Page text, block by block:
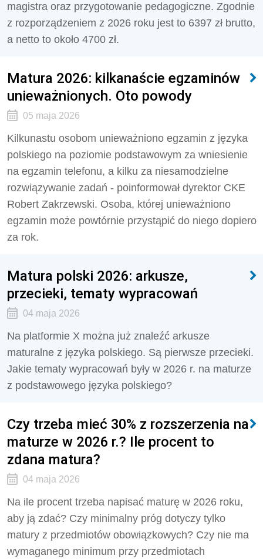
magistra oraz przygotowanie pedagogiczne. Zgodnie
z rozporządzeniem z 2026 roku jest to 6397 zł brutto,
a netto to około 4700 zł.
Matura 2026: kilkanaście egzaminów
unieważnionych. Oto powody
05 maja 2026
Kilkunastu osobom unieważniono egzamin z języka
polskiego na poziomie podstawowym za wniesienie
na egzamin telefonu, a kilku za niesamodzielne
rozwiązywanie zadań - poinformował dyrektor CKE
Robert Zakrzewski. Osoba, której unieważniono
egzamin może powtórnie przystąpić do niego dopiero
za rok.
Matura polski 2026: arkusze,
przecieki, tematy wypracowań
04 maja 2026
Na platformie X można już znaleźć arkusze
maturalne z języka polskiego. Są pierwsze przecieki.
Jakie tematy wypracowań były w 2026 r. na maturze
z podstawowego języka polskiego?
Czy trzeba mieć 30% z rozszerzenia na
maturze w 2026 r.? Ile procent to
zdana matura?
04 maja 2026
Na ile procent trzeba napisać maturę w 2026 roku,
aby ją zdać? Czy minimalny próg dotyczy tylko
matury z przedmiotów obowiązkowych? Czy nie ma
wymaganego minimum przy przedmiotach